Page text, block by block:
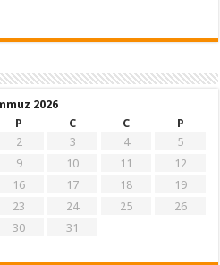
2026
P C C
P
2 3 4
5
9 10 11
12
16 17 18
19
23 24 25
26
30
31